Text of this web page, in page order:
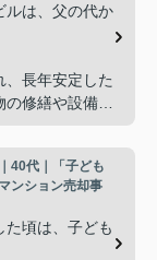
」
ちょうど良い
すると、「パ
く、住み替え
丁寧にサポート
ルは、父の代か
、長年安定した
修繕や設備更
いており、
難しいかもし
40代｜「子ども
ンション売却事
た頃は、子ども